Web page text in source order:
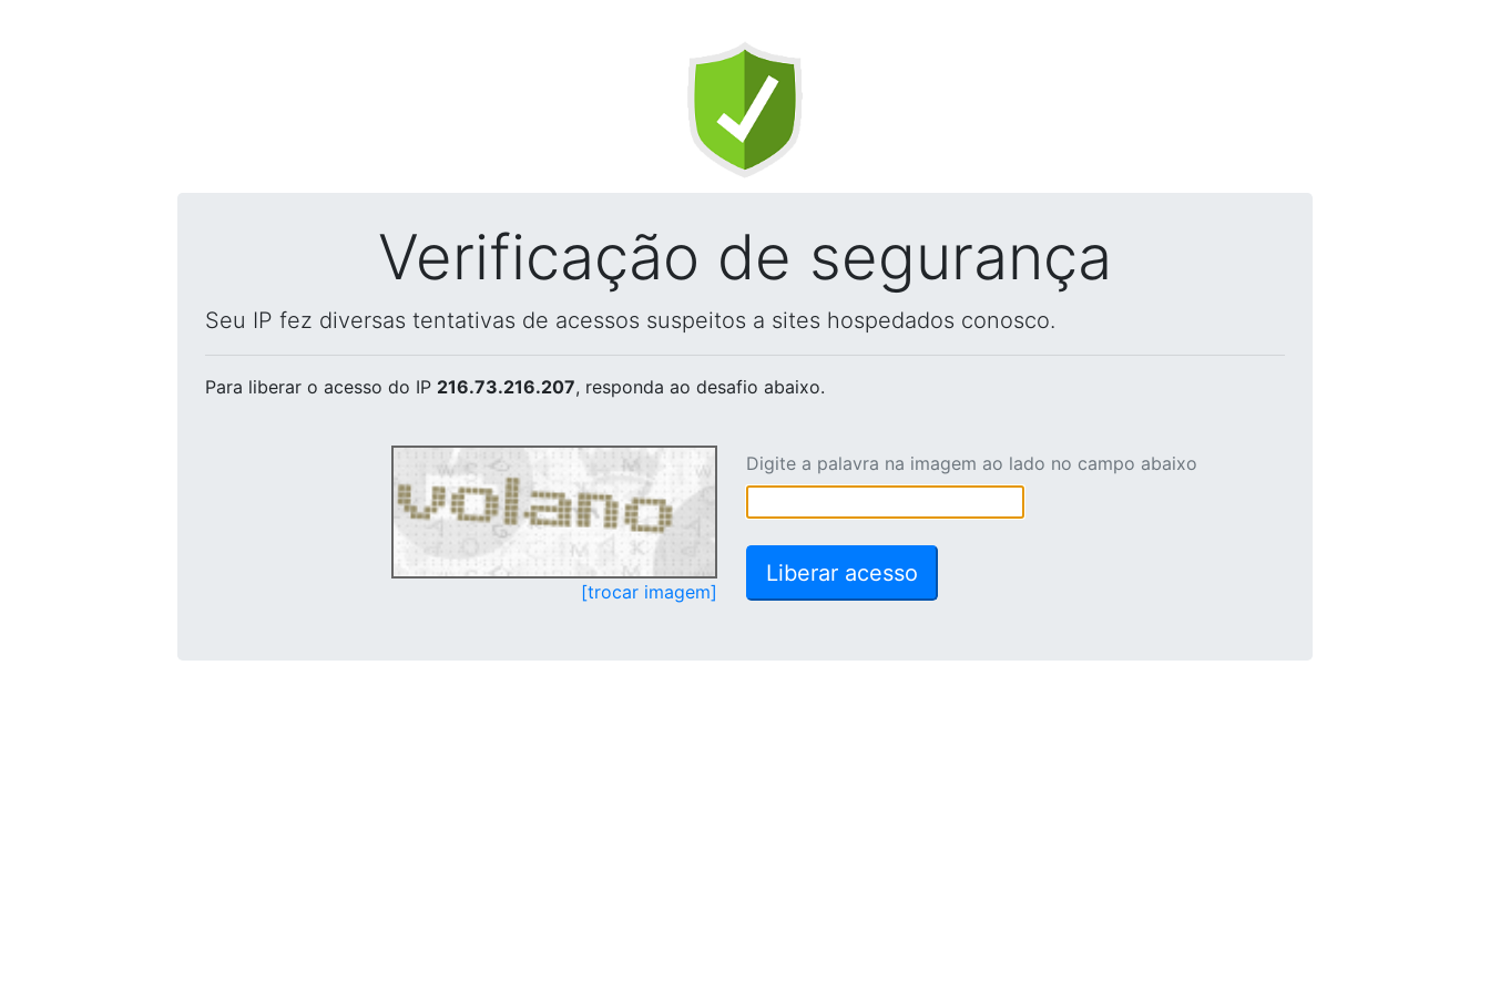
Verificação de segurança
Seu IP fez diversas tentativas de acessos suspeitos a sites hospedados conosco.
Para liberar o acesso do IP 216.73.216.207, responda ao desafio abaixo.
[trocar imagem]
Digite a palavra na imagem ao lado no campo abaixo